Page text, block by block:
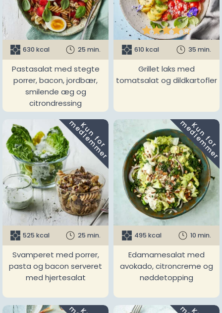
630 kcal 25 min.
Pastasalat med stegte
porrer, bacon, jordbær,
smilende æg og
citrondressing

610 kcal 35 min.
Grillet laks med
tomatsalat og dildkartofler
K
u
n
f
o
r
m
e
d
l
e
m
m
e
r
525 kcal 25 min.
Svamperet med porrer,
pasta og bacon serveret
med hjertesalat
K
u
n
f
o
r
m
e
d
l
e
m
m
e
r
495 kcal 10 min.
Edamamesalat med
avokado, citroncreme og
nøddetopping